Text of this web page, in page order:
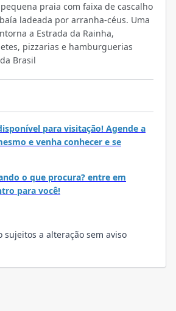
praia com faixa de cascalho
ladeada por arranha-céus. Uma
a Estrada da Rainha,
pizzarias e hamburguerias
Brasil
para visitação! Agende a
e venha conhecer e se
o que procura? entre em
para você!
sujeitos a alteração sem aviso